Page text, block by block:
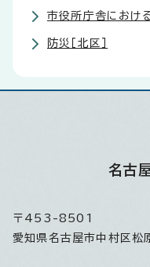
市役所庁舎におけ
防災［北区］
名古
〒453-8501
愛知県名古屋市中村区